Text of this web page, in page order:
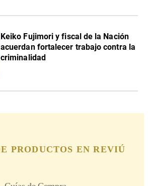
Keiko Fujimori y fiscal de la Nación
acuerdan fortalecer trabajo contra la
criminalidad